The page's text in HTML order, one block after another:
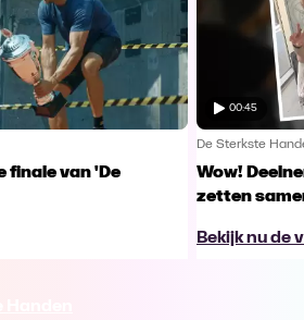
finale van 'De
00:45
De Sterkste
Wow!
zetten
Bekijk nu de